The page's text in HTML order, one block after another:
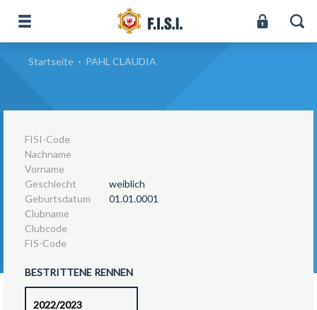
Startseite - PAHL CLAUDIA
FISI-Code
Nachname
Vorname
Geschlecht
weiblich
Geburtsdatum
01.01.0001
Clubname
Clubcode
FIS-Code
BESTRITTENE RENNEN